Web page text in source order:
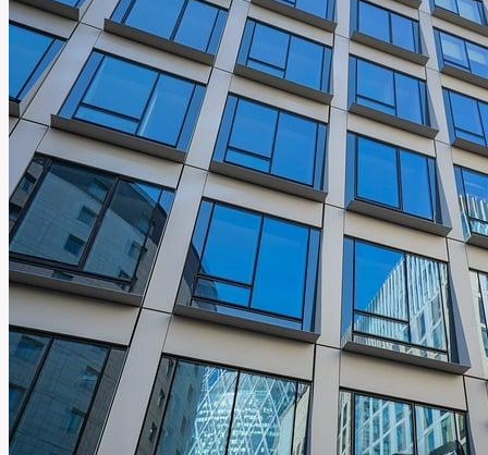
jeho
význam
pro
identitu!